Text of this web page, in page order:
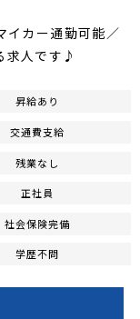
イカー通勤可能／
求人です♪
昇給あり
交通費支給
残業なし
正社員
社会保険完備
学歴不問